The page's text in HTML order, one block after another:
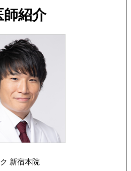
師紹介
新宿本院